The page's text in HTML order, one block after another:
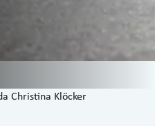
Christina Klöcker